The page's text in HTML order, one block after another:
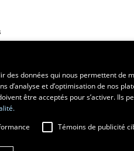
des données qui nous permettent de
d’analyse et d’optimisation de nos
être acceptés pour s’activer.
Témoins de publicité